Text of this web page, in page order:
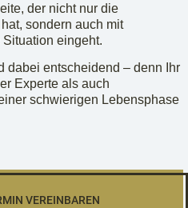
der nicht nur die
sondern auch mit
eingeht.
dabei entscheidend – denn Ihr
Experte als auch
schwierigen Lebensphase
VEREINBAREN